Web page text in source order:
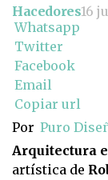
Hacedores16
Whatsapp
Twitter
Facebook
Email
Copiar url
Por Puro
Arquitectura
artística de